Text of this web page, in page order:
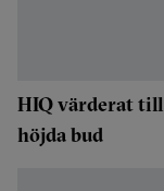
HIQ värderat
höjda bud